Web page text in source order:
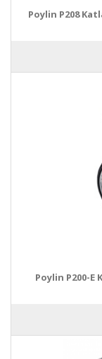
Poylin P208
Poylin P200-